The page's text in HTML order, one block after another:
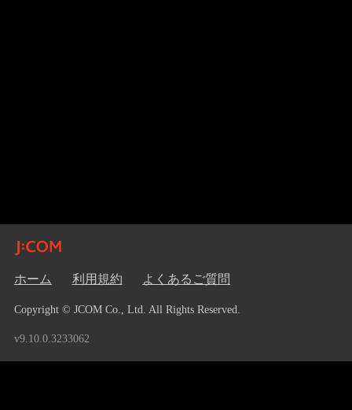
ホーム 利用規約 よくあるご質問
Copyright © JCOM Co., Ltd. All Rights Reserved.
v9.10.0.3233062